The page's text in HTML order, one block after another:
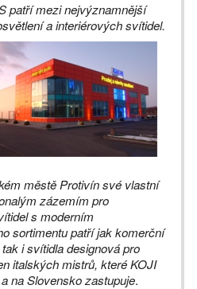
patří mezi nejvýznamnější
a interiérových svítidel.
městě Protivín své vlastní
zázemím pro
s moderním
sortimentu patří jak komerční
i svítidla designová pro
italských mistrů, které KOJI
na Slovensko zastupuje.